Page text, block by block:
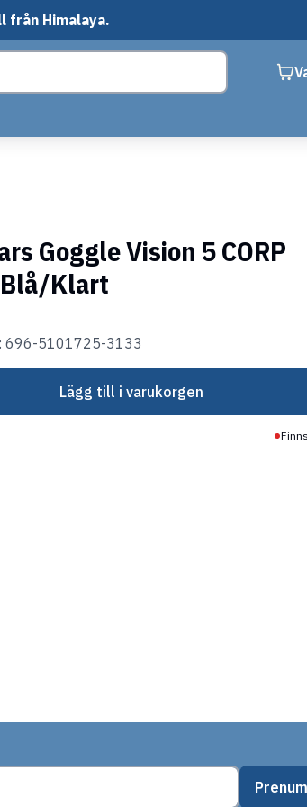
från Himalaya.
Goggle Vision 5 CORP
Klart
696-5101725-3133
Lägg till i varukorgen